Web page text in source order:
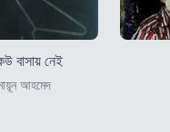
বাসায় নেই
আহমেদ